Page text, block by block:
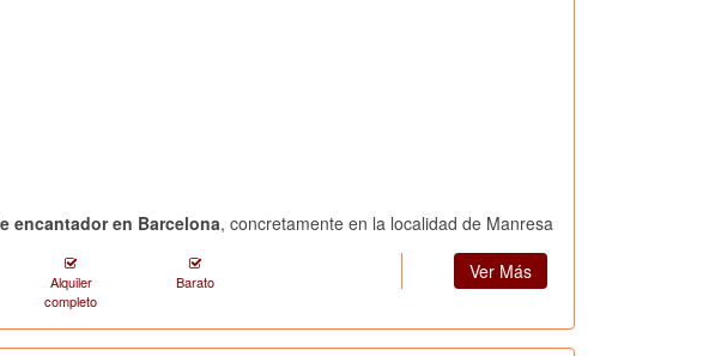
encantador en Barcelona, concretamente en la localidad de Manresa
Alquiler
completo
Barato Ver Más